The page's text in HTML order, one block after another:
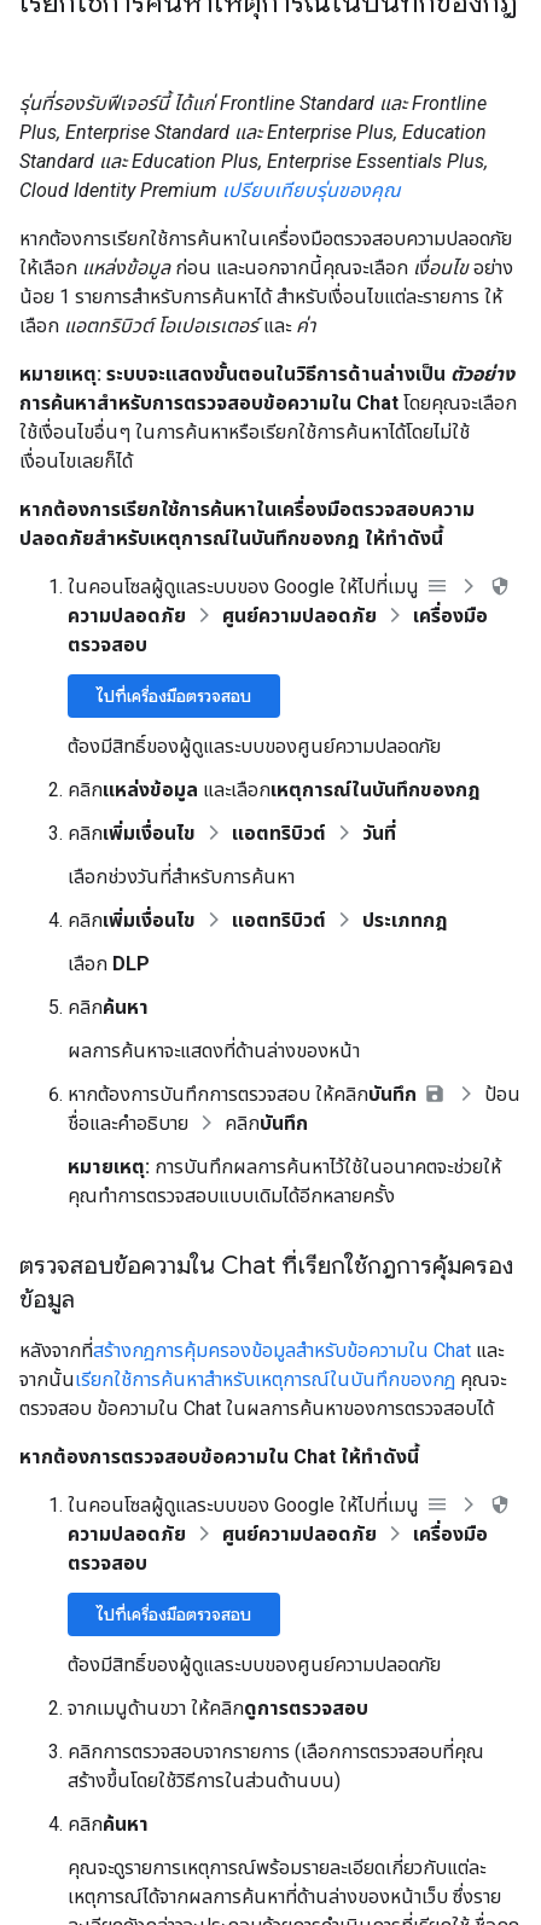
รุ่นที่รองรับฟีเจอร์นี้ ได้แก่ Frontline Standard และ Frontline
Plus, Enterprise Standard และ Enterprise Plus, Education
Standard และ Education Plus, Enterprise Essentials Plus,
Cloud Identity Premium เปรียบเทียบรุ่นของคุณ
หากต้องการเรียกใช้การค้นหาในเครื่องมือตรวจสอบความปลอดภัย
ให้เลือก แหล่งข้อมูลก่อน และนอกจากนี้คุณจะเลือก เงื่อนไขอย่าง
น้อย 1 รายการสำหรับการค้นหาได้ สำหรับเงื่อนไขแต่ละรายการ ให้
เลือก แอตทริบิวต์ โอเปอเรเตอร์และ ค่า
หมายเหตุ: ระบบจะแสดงขั้นตอนในวิธีการด้านล่างเป็น ตัวอย่าง
การค้นหาสำหรับการตรวจสอบข้อความใน Chat โดยคุณจะเลือก
ใช้เงื่อนไขอื่นๆ ในการค้นหาหรือเรียกใช้การค้นหาได้โดยไม่ใช้
เงื่อนไขเลยก็ได้
หากต้องการเรียกใช้การค้นหาในเครื่องมือตรวจสอบความ
ปลอดภัยสำหรับเหตุการณ์ในบันทึกของกฎ ให้ทำดังนี้
ในคอนโซลผู้ดูแลระบบของ Google ให้ไปที่เมนู
ความปลอดภัย
ศูนย์ความปลอดภัย
เครื่องมือ
ตรวจสอบ
ไปที่เครื่องมือตรวจสอบ
ต้องมีสิทธิ์ของผู้ดูแลระบบของศูนย์ความปลอดภัย
คลิกแหล่งข้อมูล และเลือกเหตุการณ์ในบันทึกของกฎ
คลิกเพิ่มเงื่อนไข แอตทริบิวต์
วันที่
เลือกช่วงวันที่สำหรับการค้นหา
คลิกเพิ่มเงื่อนไข แอตทริบิวต์
ประเภทกฎ
เลือก DLP
คลิกค้นหา
ผลการค้นหาจะแสดงที่ด้านล่างของหน้า
หากต้องการบันทึกการตรวจสอบ ให้คลิกบันทึก
ป้อน
ชื่อและคำอธิบาย
คลิกบันทึก
หมายเหตุ: การบันทึกผลการค้นหาไว้ใช้ในอนาคตจะช่วยให้
คุณทำการตรวจสอบแบบเดิมได้อีกหลายครั้ง
ตรวจสอบข้อความใน Chat ที่เรียกใช้กฎการคุ้มครอง
ข้อมูล
หลังจากที่สร้างกฎการคุ้มครองข้อมูลสำหรับข้อความใน Chat และ
จากนั้นเรียกใช้การค้นหาสำหรับเหตุการณ์ในบันทึกของกฎ คุณจะ
ตรวจสอบ ข้อความใน Chat ในผลการค้นหาของการตรวจสอบได้
หากต้องการตรวจสอบข้อความใน Chat ให้ทำดังนี้
ในคอนโซลผู้ดูแลระบบของ Google ให้ไปที่เมนู
ความปลอดภัย
ศูนย์ความปลอดภัย
เครื่องมือ
ตรวจสอบ
ไปที่เครื่องมือตรวจสอบ
ต้องมีสิทธิ์ของผู้ดูแลระบบของศูนย์ความปลอดภัย
จากเมนูด้านขวา ให้คลิกดูการตรวจสอบ
คลิกการตรวจสอบจากรายการ (เลือกการตรวจสอบที่คุณ
สร้างขึ้นโดยใช้วิธีการในส่วนด้านบน)
คลิกค้นหา
คุณจะดูรายการเหตุการณ์พร้อมรายละเอียดเกี่ยวกับแต่ละ
เหตุการณ์ได้จากผลการค้นหาที่ด้านล่างของหน้าเว็บ ซึ่งราย